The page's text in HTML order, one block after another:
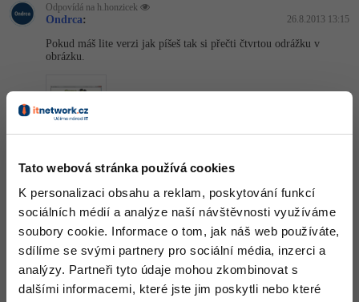
Tato webová stránka používá cookies
K personalizaci obsahu a reklam, poskytování funkcí
sociálních médií a analýze naší návštěvnosti využíváme
soubory cookie. Informace o tom, jak náš web používáte,
sdílíme se svými partnery pro sociální média, inzerci a
analýzy. Partneři tyto údaje mohou zkombinovat s
dalšími informacemi, které jste jim poskytli nebo které
WordPress specialista
SEO specialista
Umělá inteligence (AI)
Pro děti
Více
Fórum
Kurzy e-commerce
Datová analýza
Digitální gramotnost
Kurzy designu
HTML/CSS -80%
Photoshop -80%
Příběhy absolventů
Blog
Odpovídá na h.honzicek
Ondrca: 26.8.2013 13:15
Pokud máš lite verzi jak píšeš tak si přečti čtvrtou odrážku v
obrázku.
jjj: 26.8.2013 15:35
To by psalo jinou chybovou hlášku: tato funkce je možná pouze v
plné verzi, máš pravděpodobně špatně definovanou proměnnou.
Nahoru Odpovědět